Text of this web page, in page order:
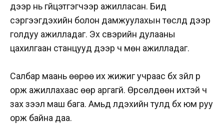
дээр нь гүйцэтгэгчээр ажилласан. Бид
сэргээгдэхийн болон дамжуулахын төслүүд дээр
голдуу ажилладаг. Эх үүсвэрийн дулааны
цахилгаан станцууд дээр ч мөн ажилладаг.
Салбар маань өөрөө их жижиг учраас бүх зүйл рүү
орж ажиллахаас өөр аргагүй. Өрсөлдөөн ихтэй ч
зах зээл маш бага. Амьд үлдэхийн тулд бүх юм руу
орж байна даа.